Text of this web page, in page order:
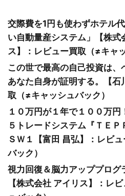
交際費を1円も使わずホテル
い自動量産システム」【株式
ス】：レビュー買取（≠キャ
この世で最高の自己投資は、
あなた自身が証明する。【石
取（≠キャッシュバック）
１０万円が１年で１００万円
５トレードシステム『ＴＥＰ
ＳＷ１【富田 昌弘】：レビ
バック）
視力回復＆脳力アッププログ
【株式会社 アイリス】：レ